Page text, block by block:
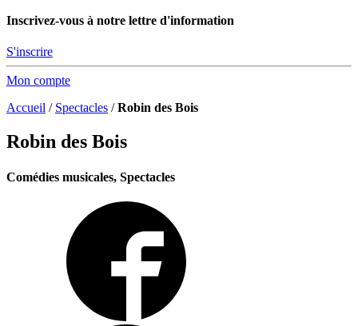
Inscrivez-vous à notre lettre d'information
S'inscrire
Mon compte
Accueil / Spectacles /Robin des Bois
Robin des Bois
Comédies musicales, Spectacles